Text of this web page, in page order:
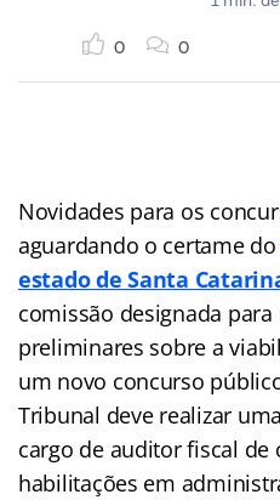
0 0
Novidades para os
aguardando o certame do
estado de Santa
comissão designada
preliminares sobre a
um novo concurso
Tribunal deve realizar
cargo de auditor fiscal de
habilitações em